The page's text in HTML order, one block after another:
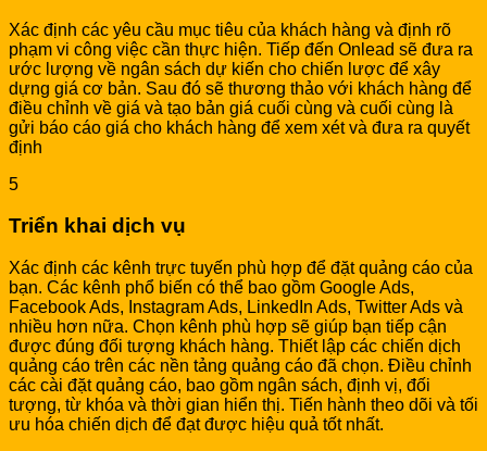
Xác định các yêu cầu mục tiêu của khách hàng và định rõ
phạm vi công việc cần thực hiện. Tiếp đến Onlead sẽ đưa ra
ước lượng về ngân sách dự kiến cho chiến lược để xây
dựng giá cơ bản. Sau đó sẽ thương thảo với khách hàng để
điều chỉnh về giá và tạo bản giá cuối cùng và cuối cùng là
gửi báo cáo giá cho khách hàng để xem xét và đưa ra quyết
định
5
Triển khai dịch vụ
Xác định các kênh trực tuyến phù hợp để đặt quảng cáo của
bạn. Các kênh phổ biến có thể bao gồm Google Ads,
Facebook Ads, Instagram Ads, LinkedIn Ads, Twitter Ads và
nhiều hơn nữa. Chọn kênh phù hợp sẽ giúp bạn tiếp cận
được đúng đối tượng khách hàng. Thiết lập các chiến dịch
quảng cáo trên các nền tảng quảng cáo đã chọn. Điều chỉnh
các cài đặt quảng cáo, bao gồm ngân sách, định vị, đối
tượng, từ khóa và thời gian hiển thị. Tiến hành theo dõi và tối
ưu hóa chiến dịch để đạt được hiệu quả tốt nhất.